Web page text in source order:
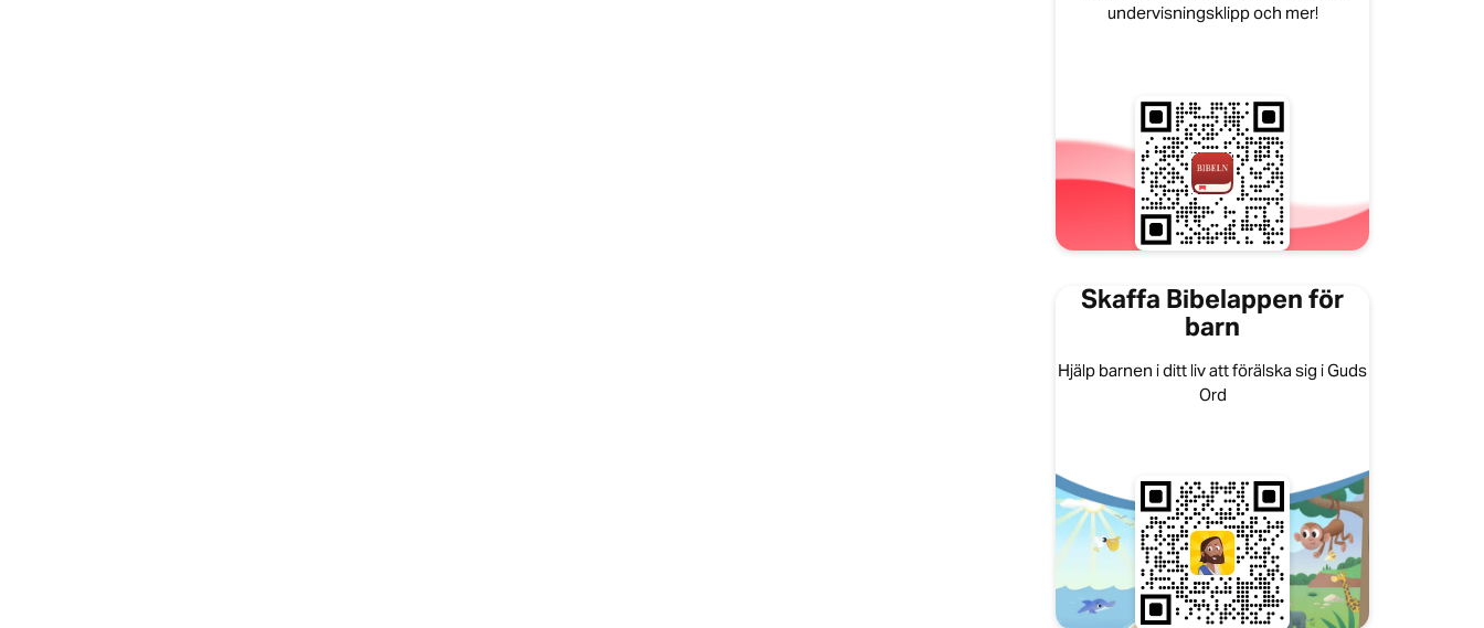
undervisningsklipp och mer!
Skaffa Bibelappen för
barn
Hjälp barnen i ditt liv att förälska sig i Guds
Ord